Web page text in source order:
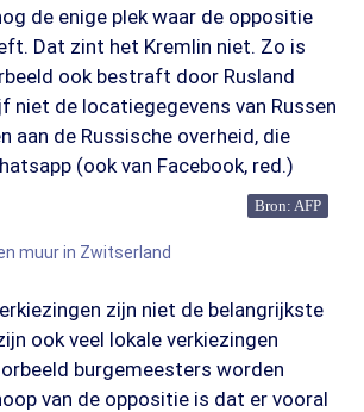
de enige plek waar de oppositie
Dat zint het Kremlin niet. Zo is
ook bestraft door Rusland
niet de locatiegegevens van Russen
aan de Russische overheid, die
(ook van Facebook, red.)
Bron: AFP
muur in Zwitserland
zijn niet de belangrijkste
ook veel lokale verkiezingen
burgemeesters worden
van de oppositie is dat er vooral